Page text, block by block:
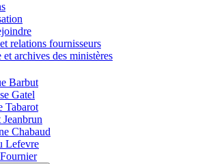
relations fournisseurs
archives des ministères
Barbut
Gatel
Tabarot
Chabaud
Lefevre